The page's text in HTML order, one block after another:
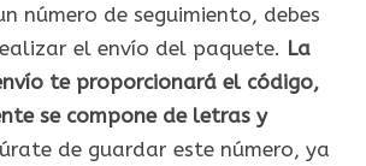
número de seguimiento, debes
el envío del paquete. La
te proporcionará el código,
se compone de letras y
de guardar este número, ya